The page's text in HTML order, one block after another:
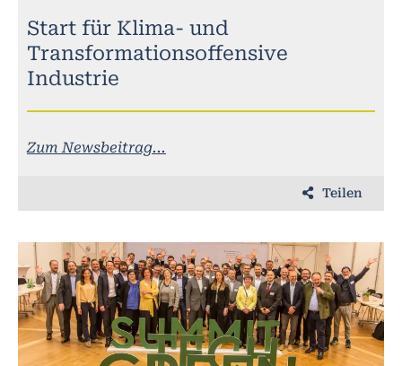
Start für Klima- und
Transformationsoffensive
Industrie
Zum Newsbeitrag...
Teilen